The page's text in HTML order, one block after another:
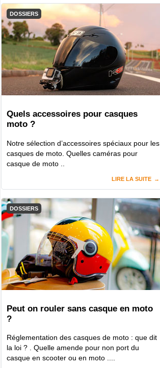
DOSSIERS
Quels accessoires pour casques
moto ?
Notre sélection d’accessoires spéciaux pour les
casques de moto. Quelles caméras pour
casque de moto ..
LIRE LA SUITE
DOSSIERS
Peut on rouler sans casque en moto
?
Réglementation des casques de moto : que dit
la loi ? . Quelle amende pour non port du
casque en scooter ou en moto ....